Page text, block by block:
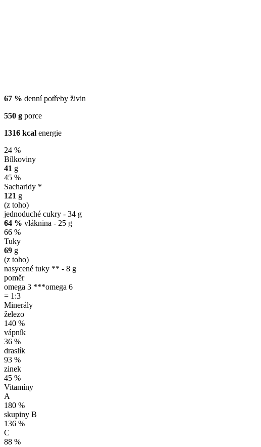
67 % denní potřeby živin
550 g porce
1316 kcal energie
24 %
Bílkoviny
41 g
45 %
Sacharidy *
121 g
(z toho)
jednoduché cukry - 34 g
64 % vláknina - 25 g
66 %
Tuky
69 g
(z toho)
nasycené tuky ** - 8 g
poměr
omega 3 ***omega 6
= 1:3
Minerály
železo
140 %
vápník
36 %
draslík
93 %
zinek
45 %
Vitamíny
A
180 %
skupiny B
136 %
C
88 %